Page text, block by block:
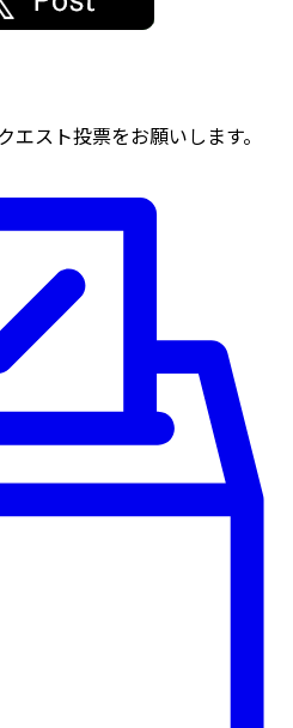
スト投票をお願いします。